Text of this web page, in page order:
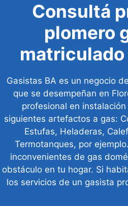
Consultá
plomero
matriculado
Gasistas BA es un negocio
que se desempeñan en
profesional en
siguientes artefactos a gas:
Estufas, Heladeras,
Termotanques, por
inconvenientes de gas
obstáculo en tu hogar. Si
los servicios de un gasista